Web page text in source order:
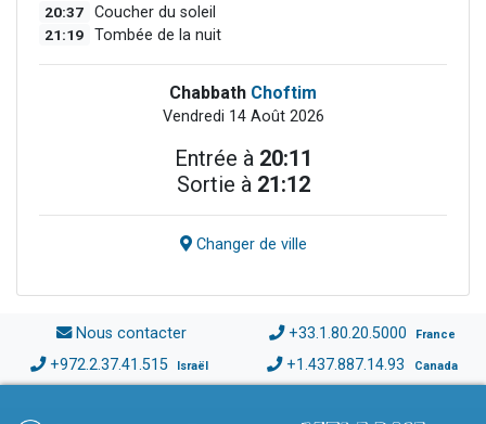
20:37 Coucher du soleil
21:19 Tombée de la nuit
Chabbath Choftim
Vendredi 14 Août 2026
Entrée à 20:11
Sortie à 21:12
Changer de ville
Nous contacter +33.1.80.20.5000 France
+972.2.37.41.515 Israël +1.437.887.14.93 Canada